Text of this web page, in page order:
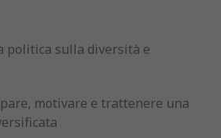
politica sulla diversità e
motivare e trattenere una